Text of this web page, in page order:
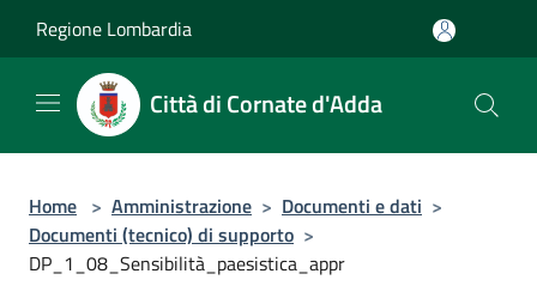
Regione Lombardia
Città di Cornate d'Adda
Home > Amministrazione > Documenti e dati >
Documenti (tecnico) di supporto >
DP_1_08_Sensibilità_paesistica_appr